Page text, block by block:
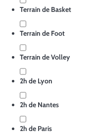
Terrain de Basket
Terrain de Foot
Terrain de Volley
2h de Lyon
2h de Nantes
2h de Paris